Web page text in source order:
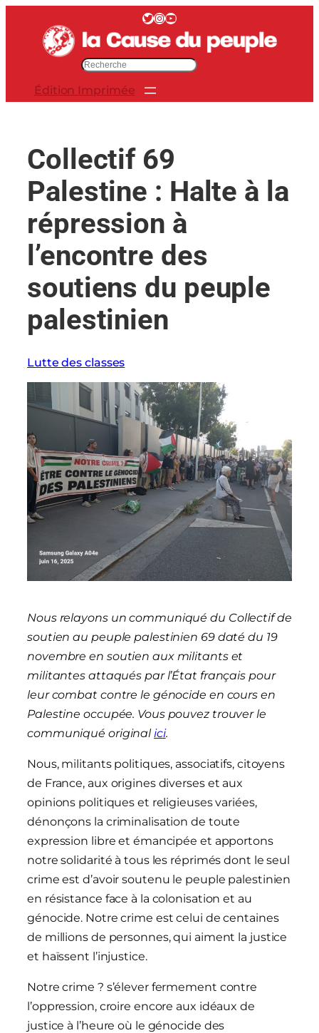
contenu
Twitter InstagramYouTube
c
e
r
Édition Imprimée
Collectif 69
Palestine : Halte à la
répression à
l’encontre des
soutiens du peuple
palestinien
Lutte des classes
Nous relayons un communiqué du Collectif de
soutien au peuple palestinien 69 daté du 19
novembre en soutien aux militants et
militantes attaqués par l’État français pour
leur combat contre le génocide en cours en
Palestine occupée. Vous pouvez trouver le
communiqué originalici.
Nous, militants politiques, associatifs, citoyens
de France, aux origines diverses et aux
opinions politiques et religieuses variées,
dénonçons la criminalisation de toute
expression libre et émancipée et apportons
notre solidarité à tous les réprimés dont le seul
crime est d’avoir soutenu le peuple palestinien
en résistance face à la colonisation et au
génocide. Notre crime est celui de centaines
de millions de personnes, qui aiment la justice
et haïssent l’injustice.
Notre crime ? s’élever fermement contre
l’oppression, croire encore aux idéaux de
justice à l’heure où le génocide des